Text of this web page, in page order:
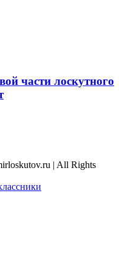
части лоскутного
| All Rights